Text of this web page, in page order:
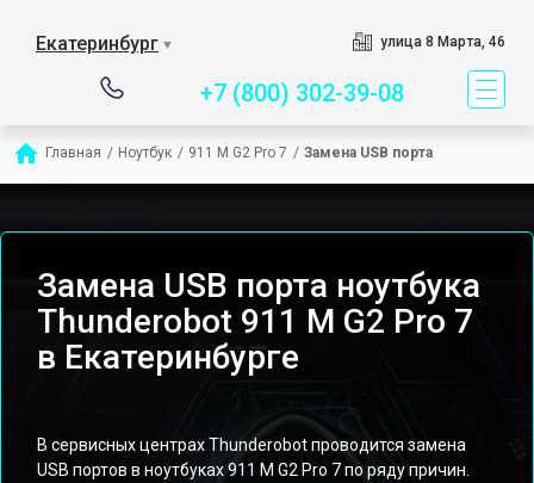
Екатеринбург ▼ улица 8 Марта, 46
+7 (800) 302-39-08
Главная / Ноутбук / 911 M G2 Pro 7 / Замена USB порта
Замена USB порта ноутбука
Thunderobot 911 M G2 Pro 7
в Екатеринбурге
В сервисных центрах Thunderobot проводится замена
USB портов в ноутбуках 911 M G2 Pro 7 по ряду причин.